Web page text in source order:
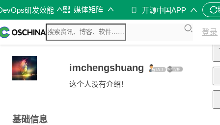
研发效能 媒体矩阵 开源中国APP
登录
imchengshuang
这个人没有介绍！
基础信息